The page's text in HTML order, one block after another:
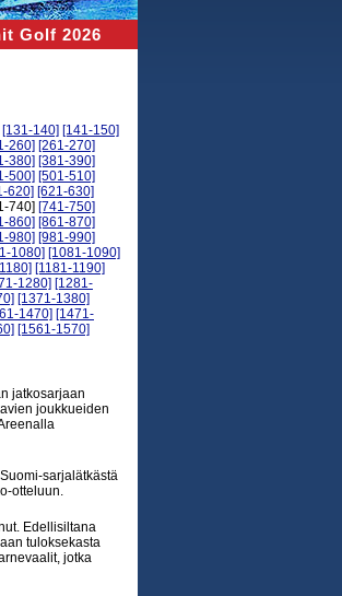
Golf 2026
[131-140] [141-150]
260] [261-270]
380] [381-390]
500] [501-510]
620] [621-630]
740] [741-750]
860] [861-870]
980] [981-990]
1080] [1081-1090]
[1181-1190]
1280] [1281-
[1371-1380]
1470] [1471-
[1561-1570]
jatkosarjaan
joukkueiden
sarjalätkästä
otteluun.
Edellisiltana
tuloksekasta
jotka